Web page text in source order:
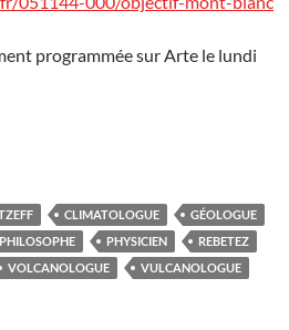
programmée sur Arte le lundi
mont Blanc en replay
CLIMATOLOGUE
GÉOLOGUE
PHILOSOPHE PHYSICIEN
REBETEZ
VOLCANOLOGUE VULCANOLOGUE